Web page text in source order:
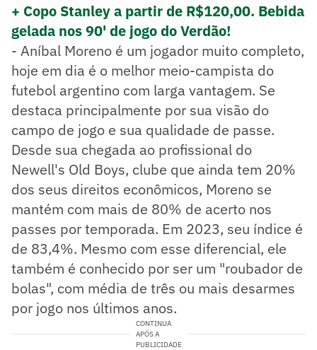
+ Copo Stanley a partir de R$120,00. Bebida
gelada nos 90' de jogo do Verdão!
- Aníbal Moreno é um jogador muito completo,
hoje em dia é o melhor meio-campista do
futebol argentino com larga vantagem. Se
destaca principalmente por sua visão do
campo de jogo e sua qualidade de passe.
Desde sua chegada ao profissional do
Newell's Old Boys, clube que ainda tem 20%
dos seus direitos econômicos, Moreno se
mantém com mais de 80% de acerto nos
passes por temporada. Em 2023, seu índice é
de 83,4%. Mesmo com esse diferencial, ele
também é conhecido por ser um "roubador de
bolas", com média de três ou mais desarmes
por jogo nos últimos anos.
CONTINUA
APÓS A
PUBLICIDADE